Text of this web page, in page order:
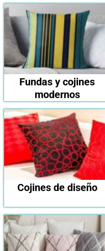
Fundas y cojines
modernos
Cojines de diseño